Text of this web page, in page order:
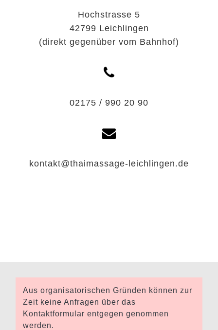
Hochstrasse 5
42799 Leichlingen
(direkt gegenüber vom Bahnhof)
02175 / 990 20 90
kontakt@thaimassage-leichlingen.de
Aus organisatorischen Gründen können zur
Zeit keine Anfragen über das
Kontaktformular entgegen genommen
werden.